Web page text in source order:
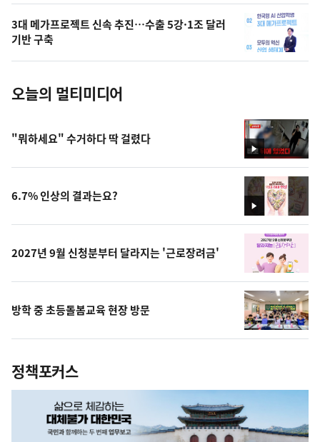
의
사
진
3대 메가프로젝트 신속 추진…수출 5강·1조 달러
기반 구축
오늘의 멀티미디어
영
상
"뭐하세요" 수거하다 딱 걸렸다
영
상
6.7% 인상의 결과는요?
2027년 9월 신청분부터 달라지는 '근로장려금'
방학 중 초등돌봄교육 현장 방문
정책포커스